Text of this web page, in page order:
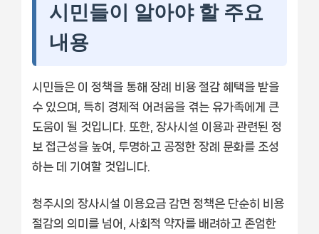
시민들이 알아야 할 주요
내용
시민들은 이 정책을 통해 장례 비용 절감 혜택을 받을
수 있으며, 특히 경제적 어려움을 겪는 유가족에게 큰
도움이 될 것입니다. 또한, 장사시설 이용과 관련된 정
보 접근성을 높여, 투명하고 공정한 장례 문화를 조성
하는 데 기여할 것입니다.
청주시의 장사시설 이용요금 감면 정책은 단순히 비용
절감의 의미를 넘어, 사회적 약자를 배려하고 존엄한